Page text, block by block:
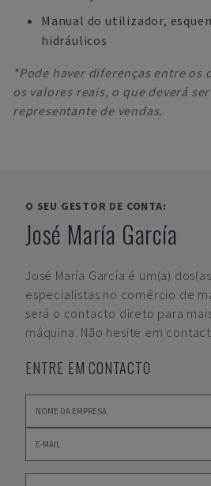
Manual do utilizador,
hidráulicos
*Pode haver diferenças entre os
os valores reais, o que deverá
representante de vendas.
O SEU GESTOR DE CONTA:
José María García
José María García é um(a)
especialistas no comércio de
será o contacto direto para
máquina. Não hesite em
ENTRE EM CONTACTO